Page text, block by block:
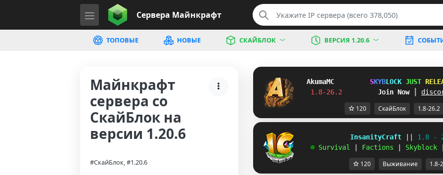
Сервера Майнкрафт
ТОПОВЫЕ НОВЫЕ СКАЙБЛОК ВЕРСИЯ 1.20.6
Майнкрафт
сервера со
СкайБлок на
версии 1.20.6
#СкайБлок, #1.20.6
AkumaMC SKYBL OCK JUST REL E
1.8-26.2 Join Now
120 СкайБлок 1.8-26.2
InsanityCraft
1.8 -
☻ Survival Factions Skyblock
120 Выживание 1.8-